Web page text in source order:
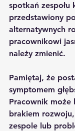
spotkań zespołu
przedstawiony
alternatywnych
pracownikowi
należy zmienić.
Pamiętaj, że
symptomem
Pracownik może
brakiem
zespole lub